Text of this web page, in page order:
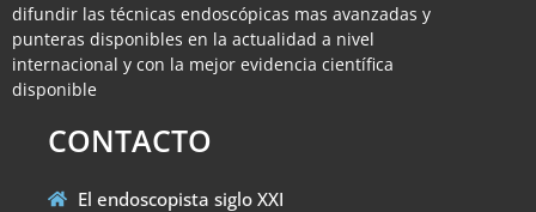
difundir las técnicas endoscópicas mas avanzadas y
punteras disponibles en la actualidad a nivel
internacional y con la mejor evidencia científica
disponible
CONTACTO
El endoscopista siglo XXI